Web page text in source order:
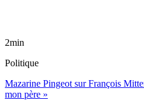
2min
Politique
Mazarine Pingeot sur François
mon père »